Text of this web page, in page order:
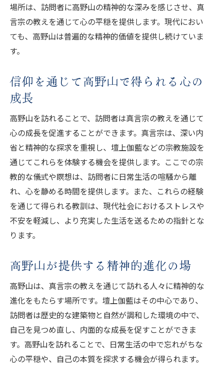
場所は、訪問者に高野山の精神的な深みを感じさせ、真
言宗の教えを通じて心の平穏を提供します。現代におい
ても、高野山は普遍的な精神的価値を提供し続けていま
す。
信仰を通じて高野山で得られる心の
成長
高野山を訪れることで、訪問者は真言宗の教えを通じて
心の成長を促進することができます。真言宗は、深い内
省と精神的な探求を重視し、壇上伽藍などの宗教施設を
通じてこれらを体験する機会を提供します。ここでの宗
教的な儀式や瞑想は、訪問者に日常生活の喧騒から離
れ、心を静める時間を提供します。また、これらの経験
を通じて得られる教訓は、現代社会におけるストレスや
不安を軽減し、より充実した生活を送るための指針とな
ります。
高野山が提供する精神的進化の場
高野山は、真言宗の教えを通じて訪れる人々に精神的な
進化をもたらす場所です。壇上伽藍はその中心であり、
訪問者は歴史的な建築物と自然が調和した環境の中で、
自己を見つめ直し、内面的な成長を促すことができま
す。高野山を訪れることで、日常生活の中で忘れがちな
心の平穏や、自己の本質を探求する機会が得られます。